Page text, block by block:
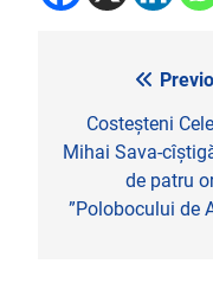
Navigare
articole
Costeșteni
Mihai Sava-
de patru
”Polobocului de